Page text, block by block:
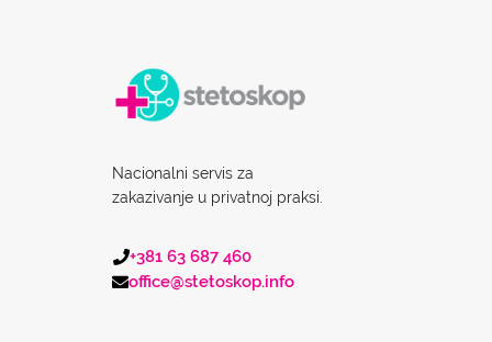
Nacionalni servis za
zakazivanje u privatnoj praksi.
+381 63 687 460
office@stetoskop.info